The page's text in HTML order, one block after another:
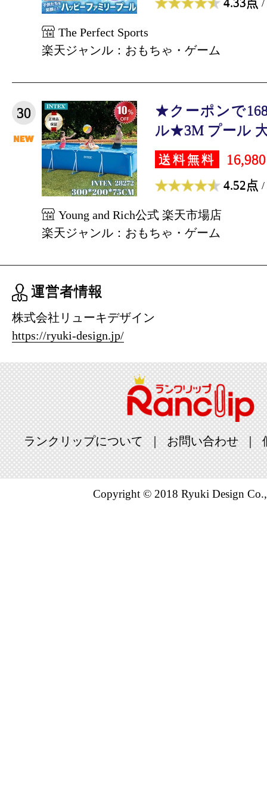
/
The Perfect Sports
楽天ジャンル：おもちゃ・ゲーム
30
★クーポンで
ル★3M プール
送料無料
4.52点 /
Young and Rich公式 楽天市場店
楽天ジャンル：おもちゃ・ゲーム
運営者情報
株式会社リューキデザイン
https://ryuki-design.jp/
ランクリップについて お問い合わせ
Copyright © 2018 Ryuki Design